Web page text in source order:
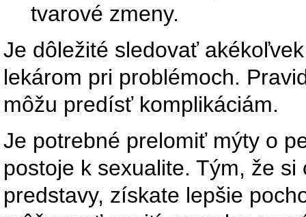
tvarové zmeny.
Je dôležité sledovať
lekárom pri problémoch.
môžu predísť komplikáciám.
Je potrebné prelomiť mýty o
postoje k sexualite. Tým, že
predstavy, získate lepšie